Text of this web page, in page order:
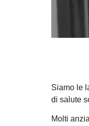
Siamo le
di salute
Molti